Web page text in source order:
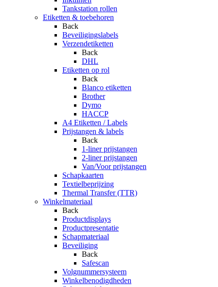
Tankstation rollen
Etiketten & toebehoren
Back
Beveiligingslabels
Verzendetiketten
Back
DHL
Etiketten op rol
Back
Blanco etiketten
Brother
Dymo
HACCP
A4 Etiketten / Labels
Prijstangen & labels
Back
1-liner prijstangen
2-liner prijstangen
Van/Voor prijstangen
Schapkaarten
Textielbeprijzing
Thermal Transfer (TTR)
Winkelmateriaal
Back
Productdisplays
Productpresentatie
Schapmateriaal
Beveiliging
Back
Safescan
Volgnummersysteem
Winkelbenodigdheden